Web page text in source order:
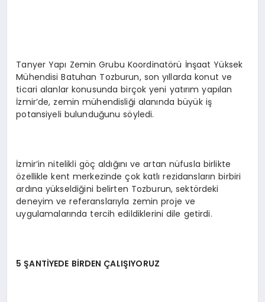
Tanyer Yapı Zemin Grubu Koordinatörü İnşaat Yüksek
Mühendisi Batuhan Tozburun, son yıllarda konut ve
ticari alanlar konusunda birçok yeni yatırım yapılan
İzmir’de, zemin mühendisliği alanında büyük iş
potansiyeli bulunduğunu söyledi.
İzmir’in nitelikli göç aldığını ve artan nüfusla birlikte
özellikle kent merkezinde çok katlı rezidansların birbiri
ardına yükseldiğini belirten Tozburun, sektördeki
deneyim ve referanslarıyla zemin proje ve
uygulamalarında tercih edildiklerini dile getirdi.
5 ŞANTİYEDE BİRDEN ÇALIŞIYORUZ